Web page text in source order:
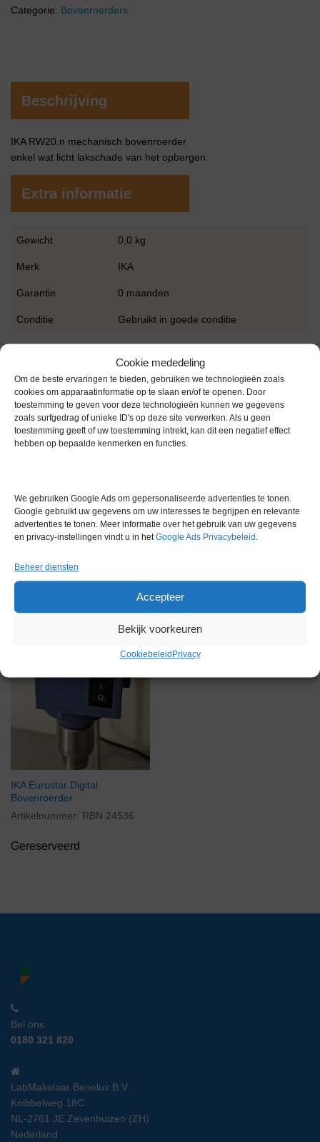
Cookie mededeling
Om de beste ervaringen te bieden, gebruiken we technologieën zoals
cookies om apparaatinformatie op te slaan en/of te openen. Door
toestemming te geven voor deze technologieën kunnen we gegevens
zoals surfgedrag of unieke ID's op deze site verwerken. Als u geen
toestemming geeft of uw toestemming intrekt, kan dit een negatief effect
hebben op bepaalde kenmerken en functies.
We gebruiken Google Ads om gepersonaliseerde advertenties te tonen.
Google gebruikt uw gegevens om uw interesses te begrijpen en relevante
advertenties te tonen. Meer informatie over het gebruik van uw gegevens
en privacy-instellingen vindt u in hetGoogle Ads Privacybeleid .
Beheer diensten
Accepteer
Bekijk voorkeuren
Cookiebeleid Privacy
Categorie: Bovenroerders
Beschrijving
IKA RW20.n mechanisch bovenroerder
enkel wat licht lakschade van het opbergen
Extra informatie
Gewicht 0,0 kg
Merk IKA
Garantie 0 maanden
Conditie Gebruikt in goede conditie
Gerelateerde producten
IKA Eurostar Digital
Bovenroerder
Artikelnummer: RBN 24536
Gereserveerd
Bel ons
0180 321 820
LabMakelaar Benelux B.V.
Knibbelweg 18C
NL-2761 JE Zevenhuizen (ZH)
Nederland